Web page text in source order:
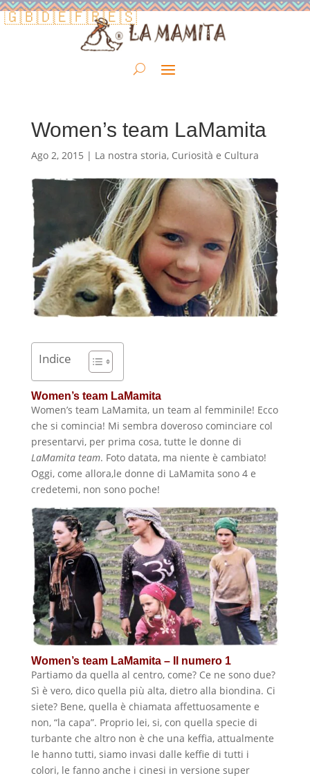
🇬🇧🇩🇪🇫🇷🇪🇸
Women’s team LaMamita
Ago 2, 2015 | La nostra storia, Curiosità e Cultura
Indice
Women’s team LaMamita
Women’s team LaMamita, un team al femminile! Ecco
che si comincia! Mi sembra doveroso cominciare col
presentarvi, per prima cosa, tutte le donne di
LaMamita team. Foto datata, ma niente è cambiato!
Oggi, come allora,le donne di LaMamita sono 4 e
credetemi, non sono poche!
Women’s team LaMamita – Il numero 1
Partiamo da quella al centro, come? Ce ne sono due?
Sì è vero, dico quella più alta, dietro alla biondina. Ci
siete? Bene, quella è chiamata affettuosamente e
non, “la capa”. Proprio lei, si, con quella specie di
turbante che altro non è che una keffia, attualmente
le hanno tutti, siamo invasi dalle keffie di tutti i
colori, le fanno anche i cinesi in versione super